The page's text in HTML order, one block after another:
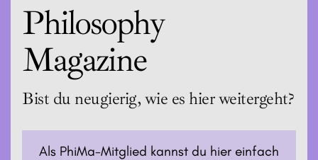
Philosophy
Magazine
Bist du neugierig, wie es hier weitergeht?
Als PhiMa-Mitglied kannst du hier einfach